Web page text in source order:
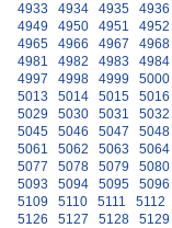
4933
4934 4935 4936
4949
4950 4951 4952
4965
4966 4967 4968
4981
4982 4983 4984
4997
4998 4999 5000
5013
5014 5015 5016
5029
5030 5031 5032
5045
5046 5047 5048
5061
5062 5063 5064
5077
5078 5079 5080
5093
5094 5095 5096
5109
5110 5111 5112
5126
5127 5128 5129